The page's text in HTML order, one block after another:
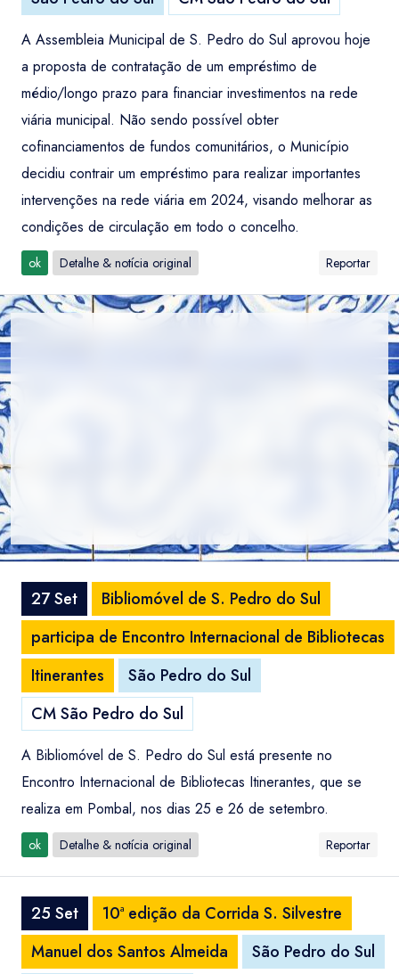
A Assembleia Municipal de S. Pedro do Sul aprovou hoje
a proposta de contratação de um empréstimo de
médio/longo prazo para financiar investimentos na rede
viária municipal. Não sendo possível obter
cofinanciamentos de fundos comunitários, o Município
decidiu contrair um empréstimo para realizar importantes
intervenções na rede viária em 2024, visando melhorar as
condições de circulação em todo o concelho.
ok Detalhe & notícia original Reportar
27 Set
Bibliomóvel de S. Pedro do Sul
participa de Encontro Internacional de Bibliotecas
Itinerantes
São Pedro do Sul
CM São Pedro do Sul
A Bibliomóvel de S. Pedro do Sul está presente no
Encontro Internacional de Bibliotecas Itinerantes, que se
realiza em Pombal, nos dias 25 e 26 de setembro.
ok Detalhe & notícia original Reportar
25 Set
10ª edição da Corrida S. Silvestre
Manuel dos Santos Almeida
São Pedro do Sul